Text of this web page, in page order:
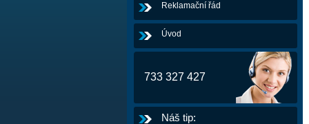
Reklamační řád
Úvod
733 327 427
Náš tip: